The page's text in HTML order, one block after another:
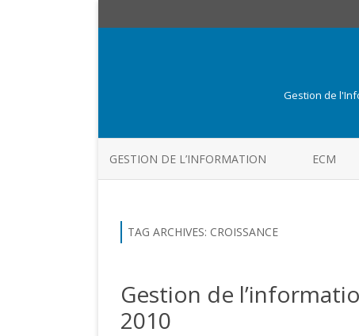
Gestion de
GESTION DE L’INFORMATION ECM
TAG ARCHIVES: CROISSANCE
Gestion de
2010